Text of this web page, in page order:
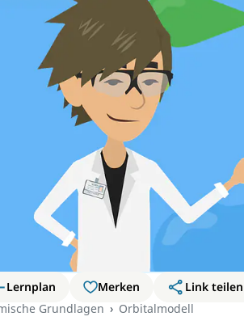
Lernplan Merken
Link teilen
Grundlagen
Orbitalmodell